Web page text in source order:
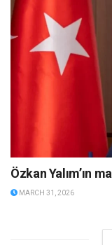
Özkan Yalım’ın
MARCH 31, 2026